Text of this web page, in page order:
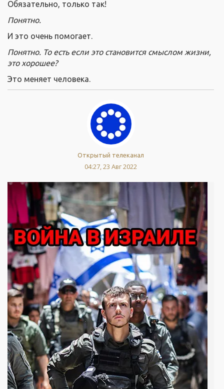
Обязательно, только так!
Понятно.
И это очень помогает.
Понятно. То есть если это становится смыслом жизни,
это хорошее?
Это меняет человека.
Открытый телеканал
04:27, 23 Авг 2022